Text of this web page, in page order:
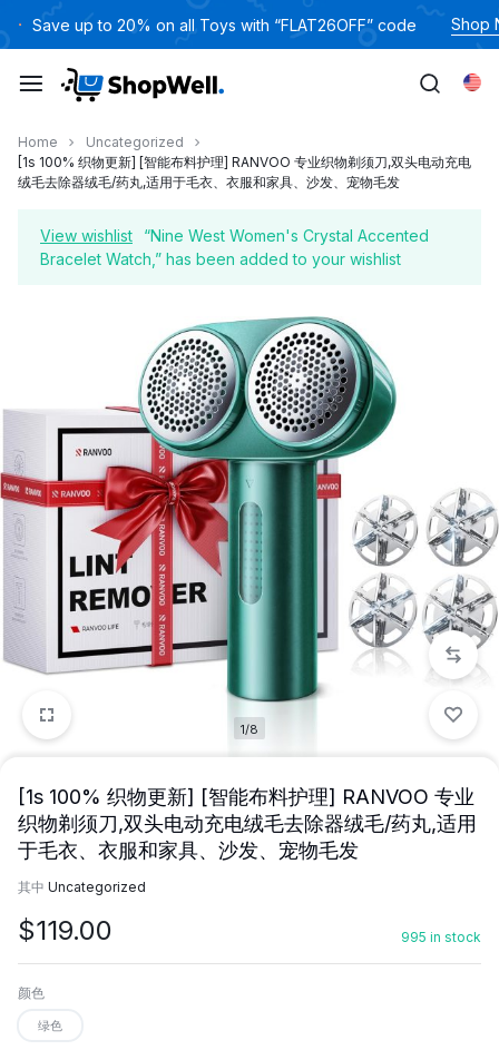
过
Save up to 20% on all Toys with “FLAT26OFF” code Shop
Home
Uncategorized
[1s 100% 织物更新] [智能布料护理] RANVOO 专业织物剃须刀,双头电动充电
绒毛去除器绒毛/药丸,适用于毛衣、衣服和家具、沙发、宠物毛发
View wishlist
“Nine West Women's Crystal Accented
Bracelet Watch,” has been added to your wishlist
1/8
[1s 100% 织物更新] [智能布料护理] RANVOO 专业
织物剃须刀,双头电动充电绒毛去除器绒毛/药丸,适用
于毛衣、衣服和家具、沙发、宠物毛发
其中 Uncategorized
$119.00 995 in stock
颜色
绿色